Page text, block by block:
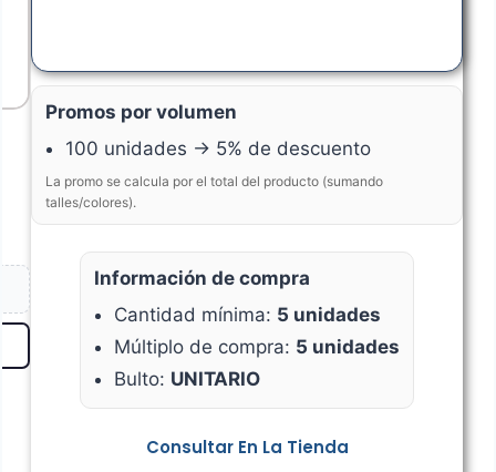
Consultar En La Tienda
Promos por volumen
100 unidades → 5% de descuento
La promo se calcula por el total del producto (sumando
talles/colores).
Información de compra
Cantidad mínima: 5 unidades
Múltiplo de compra: 5 unidades
Bulto: UNITARIO